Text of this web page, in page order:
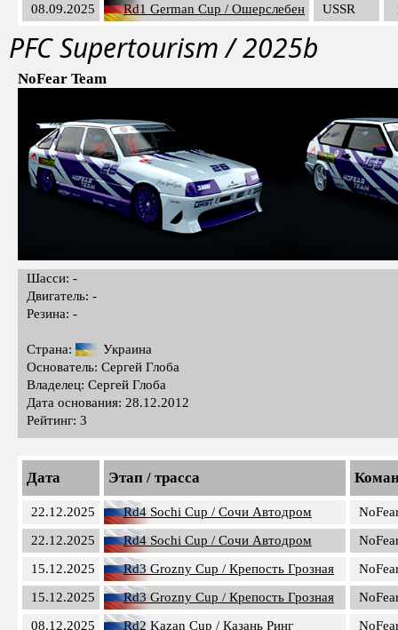
08.09.2025
Rd1 German Cup / Ошерслебен USSR
PFC Supertourism / 2025b
NoFear Team
Шасси: -
Двигатель: -
Резина: -
Страна:
Украина
Основатель: Сергей Глоба
Владелец: Сергей Глоба
Дата основания: 28.12.2012
Рейтинг: 3
Дата Этап / трасса
22.12.2025 Rd4 Sochi Cup / Сочи Автодром
22.12.2025
Rd4 Sochi Cup / Сочи Автодром
15.12.2025
Rd3 Grozny Cup / Крепость Грозная
15.12.2025
Rd3 Grozny Cup / Крепость Грозная
08.12.2025
Rd2 Kazan Cup / Казань Ринг